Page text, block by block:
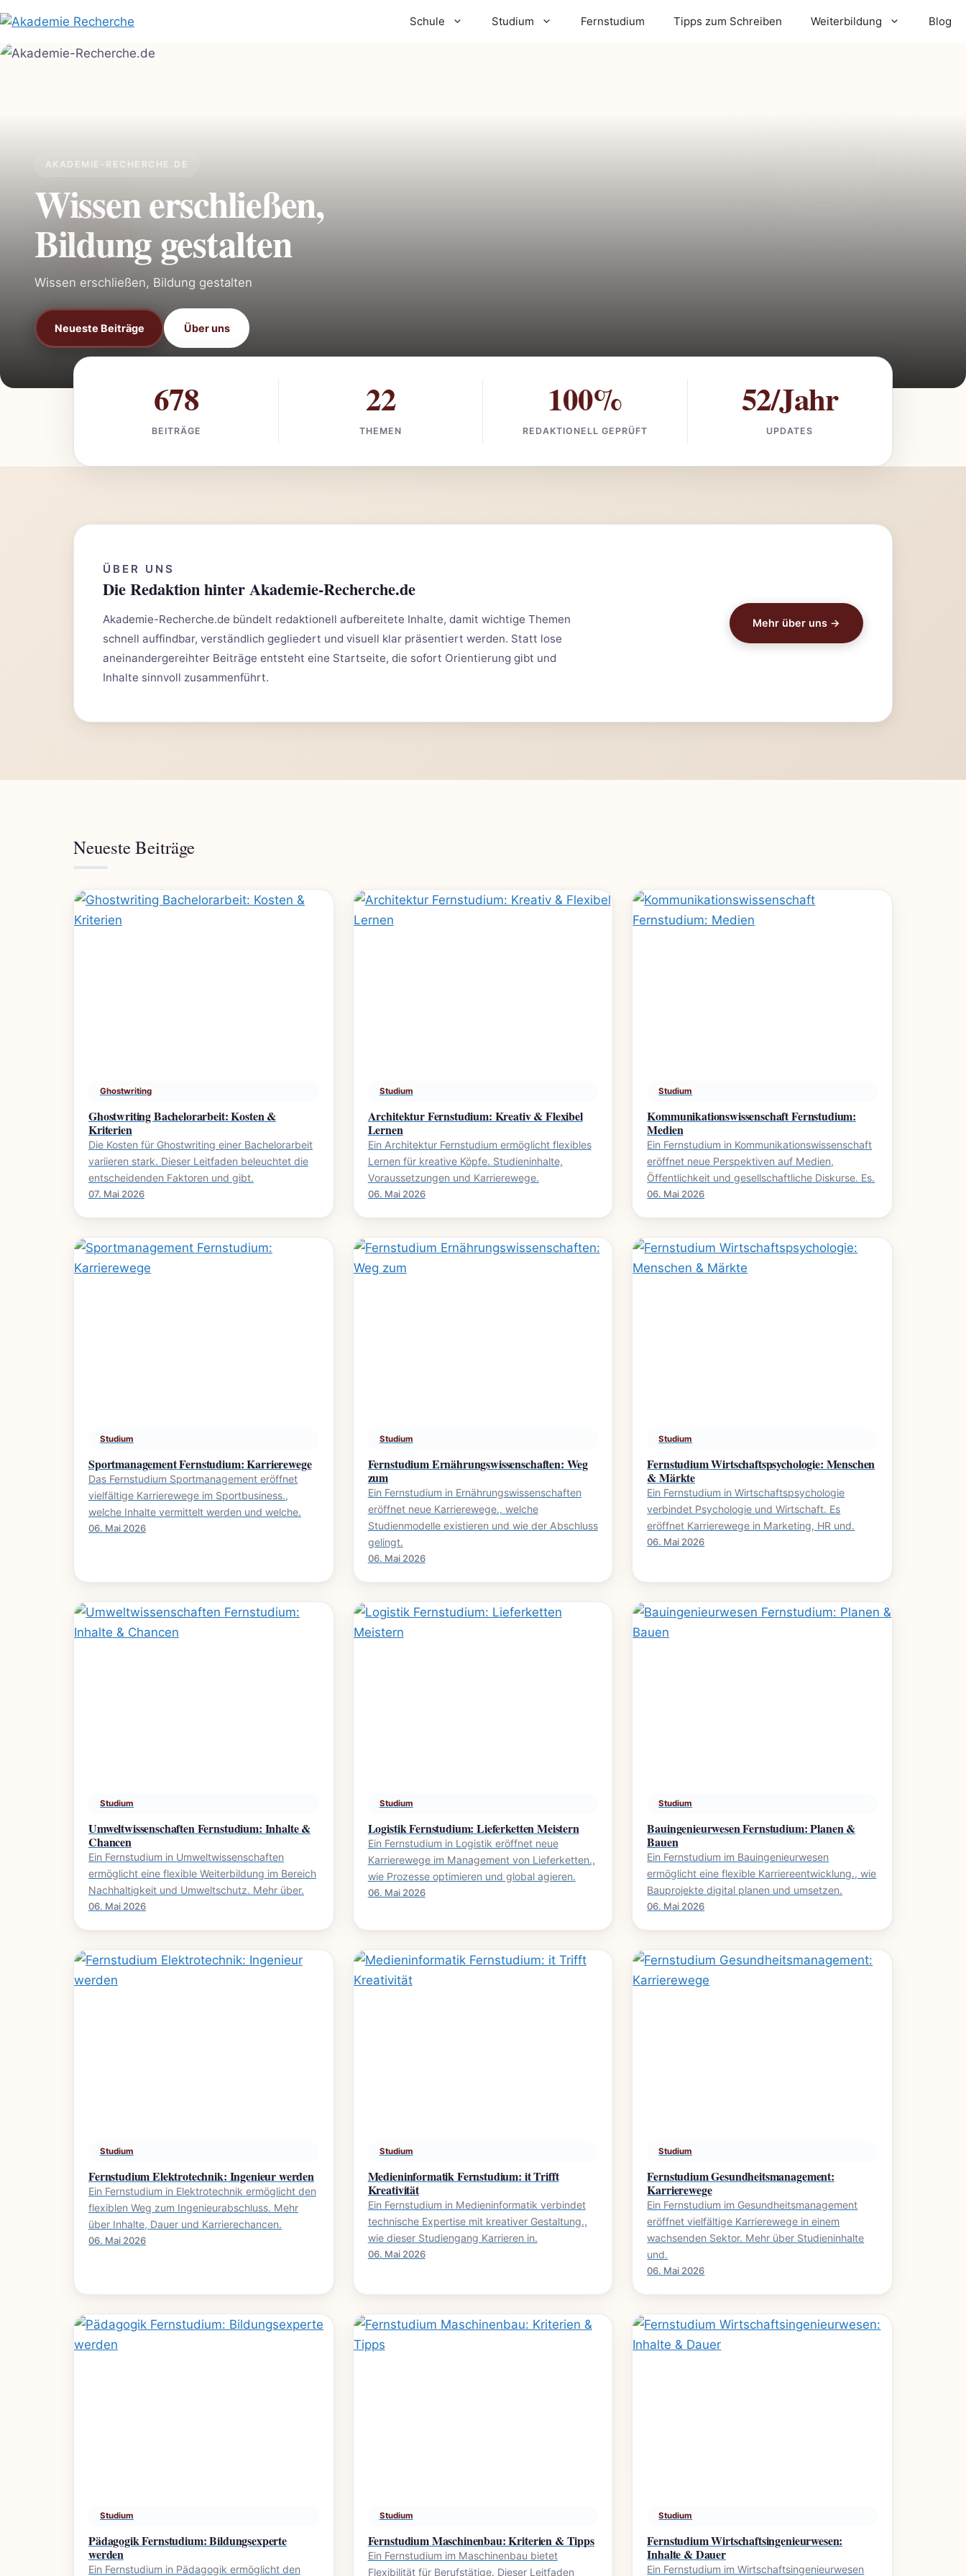
Inhalt
springen
Schule Studium Fernstudium Tipps zum Schreiben Weiterbildung Blog
AKADEMIE-RECHERCHE.DE
Wissen erschließen,
Bildung gestalten
Wissen erschließen, Bildung gestalten
Neueste Beiträge Über uns
678
BEITRÄGE
22
THEMEN
100%
REDAKTIONELL GEPRÜFT
52/Jahr
UPDATES
ÜBER UNS
Die Redaktion hinter Akademie-Recherche.de
Akademie-Recherche.de bündelt redaktionell aufbereitete Inhalte, damit wichtige Themen
schnell auffindbar, verständlich gegliedert und visuell klar präsentiert werden. Statt lose
aneinandergereihter Beiträge entsteht eine Startseite, die sofort Orientierung gibt und
Inhalte sinnvoll zusammenführt.
Mehr über uns →
Neueste Beiträge
Ghostwriting
Ghostwriting Bachelorarbeit: Kosten &
Kriterien
Die Kosten für Ghostwriting einer Bachelorarbeit
variieren stark. Dieser Leitfaden beleuchtet die
entscheidenden Faktoren und gibt.
07. Mai 2026
Studium
Architektur Fernstudium: Kreativ & Flexibel
Lernen
Ein Architektur Fernstudium ermöglicht flexibles
Lernen für kreative Köpfe. Studieninhalte,
Voraussetzungen und Karrierewege.
06. Mai 2026
Studium
Kommunikationswissenschaft Fernstudium:
Medien
Ein Fernstudium in Kommunikationswissenschaft
eröffnet neue Perspektiven auf Medien,
Öffentlichkeit und gesellschaftliche Diskurse. Es.
06. Mai 2026
Studium
Sportmanagement Fernstudium: Karrierewege
Das Fernstudium Sportmanagement eröffnet
vielfältige Karrierewege im Sportbusiness.,
welche Inhalte vermittelt werden und welche.
06. Mai 2026
Studium
Fernstudium Ernährungswissenschaften: Weg
zum
Ein Fernstudium in Ernährungswissenschaften
eröffnet neue Karrierewege., welche
Studienmodelle existieren und wie der Abschluss
gelingt.
06. Mai 2026
Studium
Fernstudium Wirtschaftspsychologie: Menschen
& Märkte
Ein Fernstudium in Wirtschaftspsychologie
verbindet Psychologie und Wirtschaft. Es
eröffnet Karrierewege in Marketing, HR und.
06. Mai 2026
Studium
Umweltwissenschaften Fernstudium: Inhalte &
Chancen
Ein Fernstudium in Umweltwissenschaften
ermöglicht eine flexible Weiterbildung im Bereich
Nachhaltigkeit und Umweltschutz. Mehr über.
06. Mai 2026
Studium
Logistik Fernstudium: Lieferketten Meistern
Ein Fernstudium in Logistik eröffnet neue
Karrierewege im Management von Lieferketten.,
wie Prozesse optimieren und global agieren.
06. Mai 2026
Studium
Bauingenieurwesen Fernstudium: Planen &
Bauen
Ein Fernstudium im Bauingenieurwesen
ermöglicht eine flexible Karriereentwicklung., wie
Bauprojekte digital planen und umsetzen.
06. Mai 2026
Studium
Fernstudium Elektrotechnik: Ingenieur werden
Ein Fernstudium in Elektrotechnik ermöglicht den
flexiblen Weg zum Ingenieurabschluss. Mehr
über Inhalte, Dauer und Karrierechancen.
06. Mai 2026
Studium
Medieninformatik Fernstudium: it Trifft
Kreativität
Ein Fernstudium in Medieninformatik verbindet
technische Expertise mit kreativer Gestaltung.,
wie dieser Studiengang Karrieren in.
06. Mai 2026
Studium
Fernstudium Gesundheitsmanagement:
Karrierewege
Ein Fernstudium im Gesundheitsmanagement
eröffnet vielfältige Karrierewege in einem
wachsenden Sektor. Mehr über Studieninhalte
und.
06. Mai 2026
Studium
Pädagogik Fernstudium: Bildungsexperte
werden
Ein Fernstudium in Pädagogik ermöglicht den
Studium
Fernstudium Maschinenbau: Kriterien & Tipps
Ein Fernstudium im Maschinenbau bietet
Flexibilität für Berufstätige. Dieser Leitfaden
Studium
Fernstudium Wirtschaftsingenieurwesen:
Inhalte & Dauer
Ein Fernstudium im Wirtschaftsingenieurwesen